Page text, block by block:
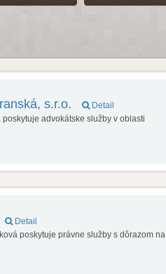
s.r.o.
Detail
advokátske služby v oblasti
Detail
poskytuje právne služby s dôrazom na